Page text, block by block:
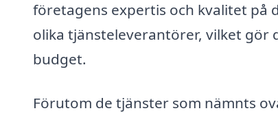
företagens expertis och kvalitet på
olika tjänsteleverantörer, vilket gör
budget.
Förutom de tjänster som nämnts